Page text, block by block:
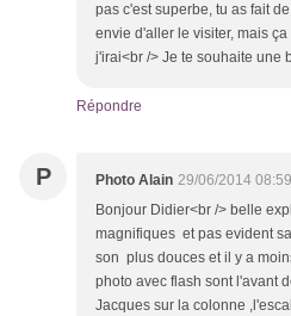
pas c'est superbe, tu as fait
envie d'aller le visiter, mais
j'irai<br /> Je te souhaite une
Répondre
P Photo Alain 29/06/2014 08:59
Bonjour Didier<br /> belle
magnifiques et pas evident
son plus douces et il y a
photo avec flash sont l'avant
Jacques sur la colonne